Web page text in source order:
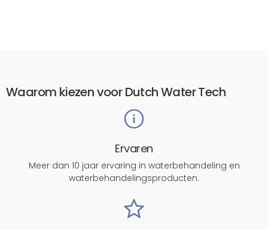
Waarom kiezen voor Dutch Water Tech
Ervaren
Meer dan 10 jaar ervaring in waterbehandeling en
waterbehandelingsproducten.